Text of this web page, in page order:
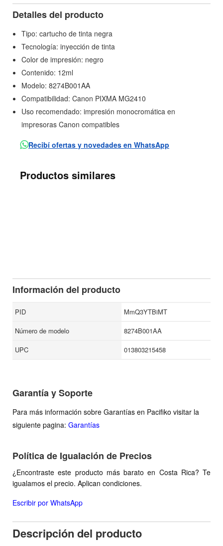
Detalles del producto
Tipo: cartucho de tinta negra
Tecnología: inyección de tinta
Color de impresión: negro
Contenido: 12ml
Modelo: 8274B001AA
Compatibilidad: Canon PIXMA MG2410
Uso recomendado: impresión monocromática en
impresoras Canon compatibles
Recibí ofertas y novedades en WhatsApp
Productos similares
Información del producto
PID
MmQ3YTBiMT
Número de modelo
8274B001AA
UPC
013803215458
Garantía y Soporte
Para más información sobre Garantías en Pacifiko visitar la
siguiente pagina: Garantías
Política de Igualación de Precios
¿Encontraste este producto más barato en Costa Rica? Te
igualamos el precio. Aplican condiciones.
Escribir por WhatsApp
Descripción del producto